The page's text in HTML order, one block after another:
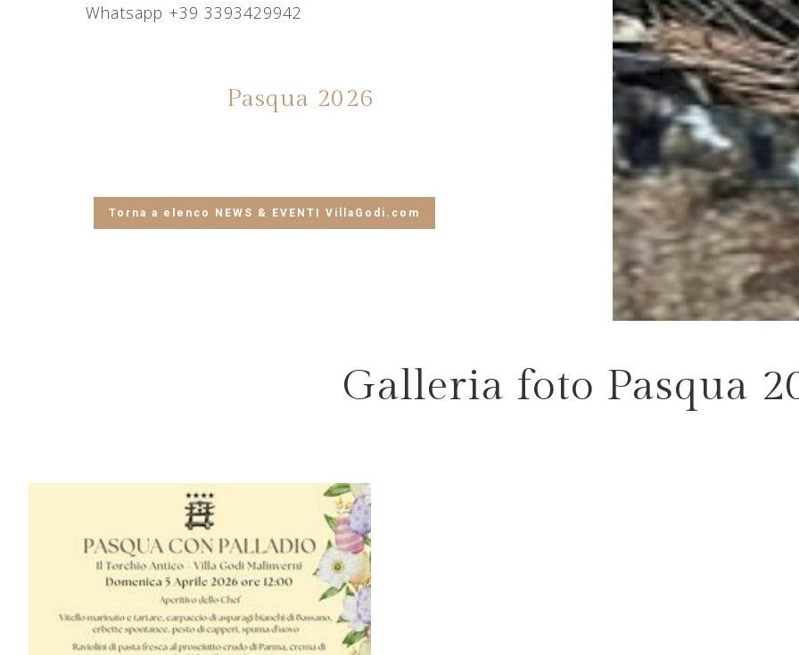
Whatsapp +39 3393429942
Pasqua 2026
Torna a elenco NEWS & EVENTI VillaGodi.com
Galleria foto Pasqua